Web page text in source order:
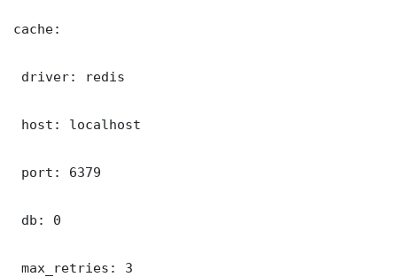
cache:
driver: redis
host: localhost
port: 6379
db: 0
max_retries: 3